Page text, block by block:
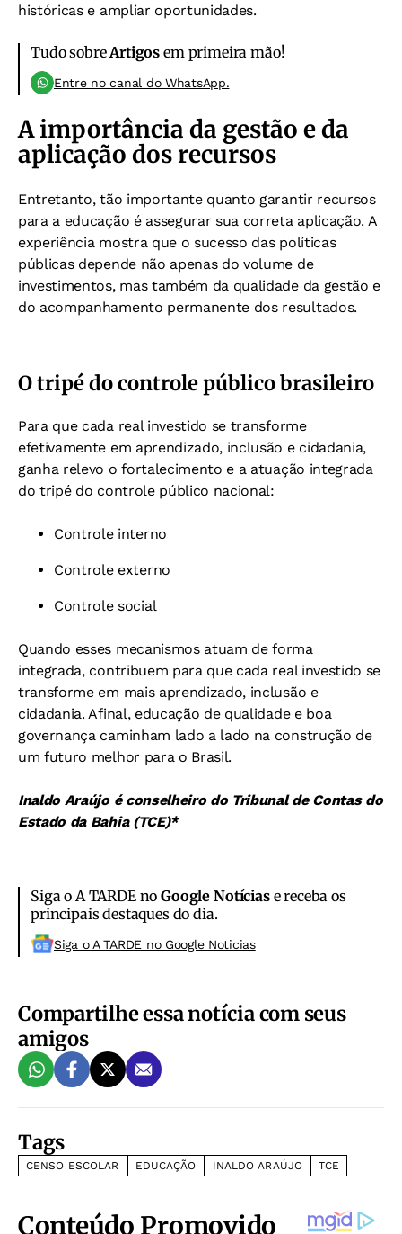
históricas e ampliar oportunidades.
Tudo sobreArtigos em primeira mão!
Entre no canal do WhatsApp.
A importância da gestão e da
aplicação dos recursos
Entretanto, tão importante quanto garantir recursos
para a educação é assegurar sua correta aplicação. A
experiência mostra que o sucesso das políticas
públicas depende não apenas do volume de
investimentos, mas também da qualidade da gestão e
do acompanhamento permanente dos resultados.
O tripé do controle público brasileiro
Para que cada real investido se transforme
efetivamente em aprendizado, inclusão e cidadania,
ganha relevo o fortalecimento e a atuação integrada
do tripé do controle público nacional:
Controle interno
Controle externo
Controle social
Quando esses mecanismos atuam de forma
integrada, contribuem para que cada real investido se
transforme em mais aprendizado, inclusão e
cidadania. Afinal, educação de qualidade e boa
governança caminham lado a lado na construção de
um futuro melhor para o Brasil.
Inaldo Araújo é conselheiro do Tribunal de Contas do
Estado da Bahia (TCE)*
Siga o A TARDE noGoogle Notíciase receba os
principais destaques do dia.
Siga o A TARDE no Google Noticias
Compartilhe essa notícia com seus
amigos
Tags
CENSO ESCOLAR EDUCAÇÃO INALDO ARAÚJO TCE